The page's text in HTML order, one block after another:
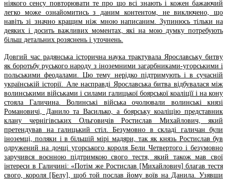
ніякого сенсу повторювати те про що всі знають і кожен бажаючий
легко може ознайомитись з даним контентом, не виключено, що
навіть зі значно кращим ніж мною написаним. Зупинюсь тільки на
деяких і досить важливих моментах, які на мою думку потребують
більш детальних розяснень і уточнень.
Довгий час радянська історична наука трактувала Ярославську битву
як боротьбу руського народу з іноземними загарбниками-угорськими і
польськими феодалами. Цю тему нерідко підтримують і в сучасній
українській історії. Але насправді Ярославська битва відбувалася між
волинськими військами і силами галицької боярської коаліцїї і на кону
стояла Галичина. Волинські війська очолювали волинські князі
Романовичі, Данило та Василько, а боярську коаліцію представник
клану чернігівських Ольговичів Ростислав Михайлович, який
претендував на галицький стіл. Безумовно в складі галичан були
іноземці, поляки і в більшій мірі мадяри, так як князь Ростислав був
одружений на дочці угорського короля Бели Четвертого і безумовно
заручився воєнною підтримкою свого тестя, який також мав свої
інтереси в Галичині: «Потім же Ростислав [Михайлович] благав тестя
свого, короля [Белу], щоб той послав йому воїв на Данила. Узявши